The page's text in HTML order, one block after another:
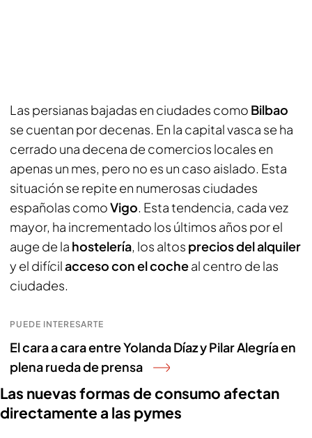
Las persianas bajadas en ciudades como Bilbao
se cuentan por decenas. En la capital vasca se ha
cerrado una decena de comercios locales en
apenas un mes, pero no es un caso aislado. Esta
situación se repite en numerosas ciudades
españolas comoVigo. Esta tendencia, cada vez
mayor, ha incrementado los últimos años por el
auge de la hostelería, los altos precios del alquiler
y el difícilacceso con el cocheal centro de las
ciudades.
PUEDE INTERESARTE
El cara a cara entre Yolanda Díaz y Pilar Alegría en
plena rueda de prensa
Las nuevas formas de consumo afectan
directamente a las pymes